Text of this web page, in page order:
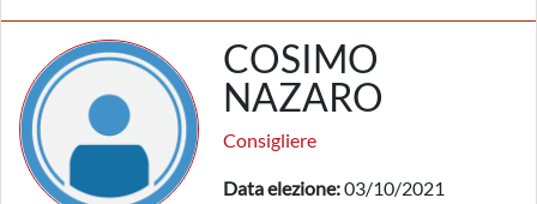
COSIMO
NAZARO
Consigliere
Data elezione:03/10/2021